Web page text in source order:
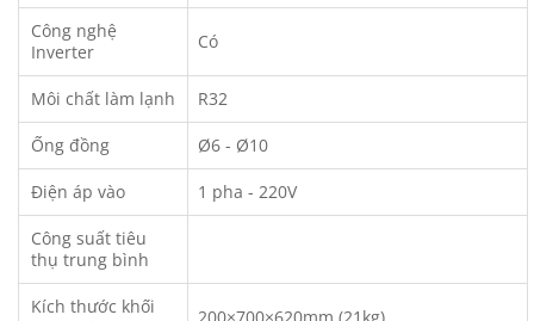
Công nghệ
Inverter
Có
Môi chất làm lạnh R32
Ống đồng Ø6 - Ø10
Điện áp vào 1 pha - 220V
Công suất tiêu
thụ trung bình
Kích thước khối